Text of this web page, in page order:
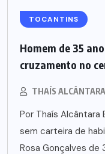
TOCANTINS
Homem de 35
cruzamento no
THAÍS ALCÂNTARA
Por Thaís
sem carteira de
Rosa Gonçalves de